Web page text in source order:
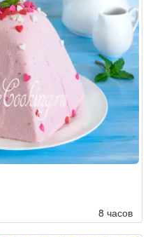
8 часов